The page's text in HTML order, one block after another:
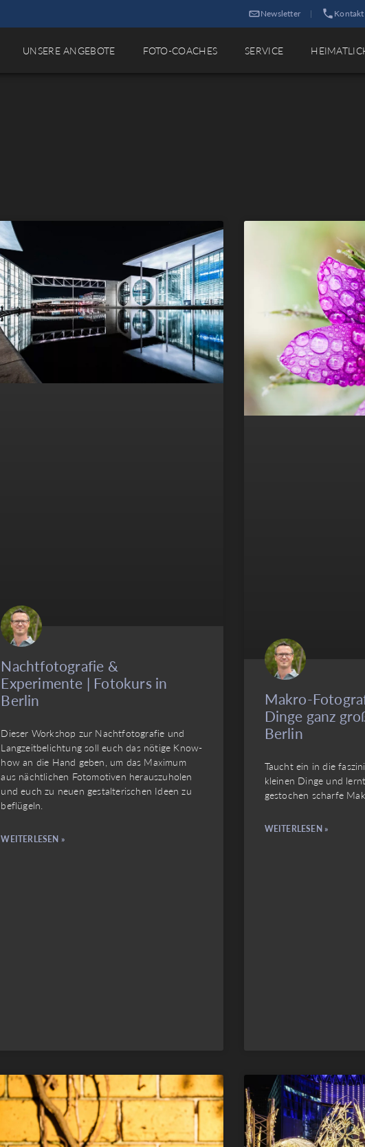
Newsletter |
UNSERE ANGEBOTE FOTO-COACHES SERVICE
Nachtfotografie &
Experimente | Fotokurs in
Berlin
Dieser Workshop zur Nachtfotografie und
Langzeitbelichtung soll euch das nötige Know-
how an die Hand geben, um das Maximum
aus nächtlichen Fotomotiven herauszuholen
und euch zu neuen gestalterischen Ideen zu
beflügeln.
WEITERLESEN »
Makro-
Dinge ganz
Berlin
Taucht ein in die
kleinen Dinge und
gestochen scharfe
WEITERLESEN »